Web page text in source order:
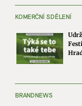
KOMERČNÍ SDĚLENÍ
BRANDNEWS